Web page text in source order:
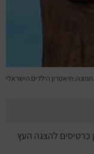
תיאטרון הילדים הישראלי
כרטיסים להצגה העץ